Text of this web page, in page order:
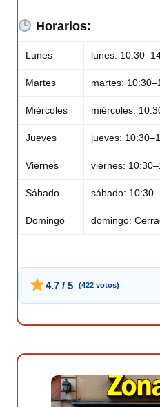
Horarios:
Lunes lunes:
Martes martes:
Miércoles miércoles:
Jueves jueves:
Viernes viernes:
Sábado sábado:
Domingo domingo:
4.7 / 5 (422 votos)